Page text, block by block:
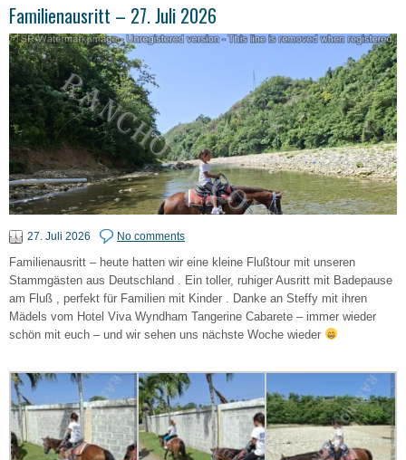
Familienausritt – 27. Juli 2026
27. Juli 2026 No comments
Familienausritt – heute hatten wir eine kleine Flußtour mit unseren
Stammgästen aus Deutschland . Ein toller, ruhiger Ausritt mit Badepause
am Fluß , perfekt für Familien mit Kinder . Danke an Steffy mit ihren
Mädels vom Hotel Viva Wyndham Tangerine Cabarete – immer wieder
schön mit euch – und wir sehen uns nächste Woche wieder